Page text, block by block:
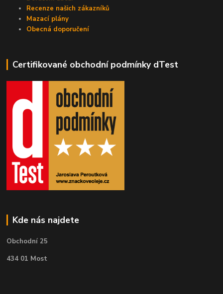
Recenze našich zákazníků
Mazací plány
Obecná doporučení
Certifikované obchodní podmínky dTest
Kde nás najdete
Obchodní 25
434 01 Most